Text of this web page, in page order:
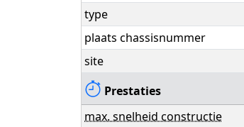
type
plaats chassisnummer
site
Prestaties
max. snelheid constructie